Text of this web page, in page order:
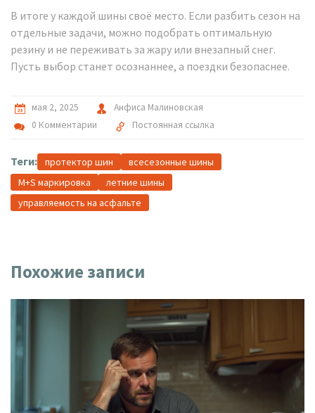
В итоге у каждой шины своё место. Если разбить сезон на
отдельные задачи, можно подобрать оптимальную
резину и не переживать за жару или внезапный снег.
Пусть выбор станет осознаннее, а поездки безопаснее.
мая 2, 2025
Анфиса Малиновская
0 Комментарии
Постоянная ссылка
Теги: протектор шин
всесезонные шины
M+S маркировка
летние шины
управляемость на асфальте
Похожие записи